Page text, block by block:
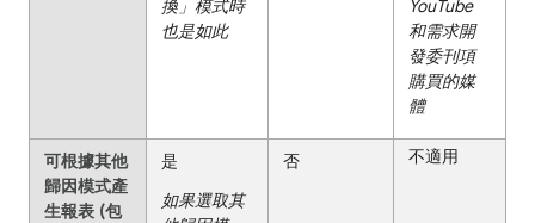
換」模式時
也是如此
YouTube
和需求開
發委刊項
購買的媒
體
可根據其他
歸因模式產
生報表 (包
是
如果選取其
否 不適用